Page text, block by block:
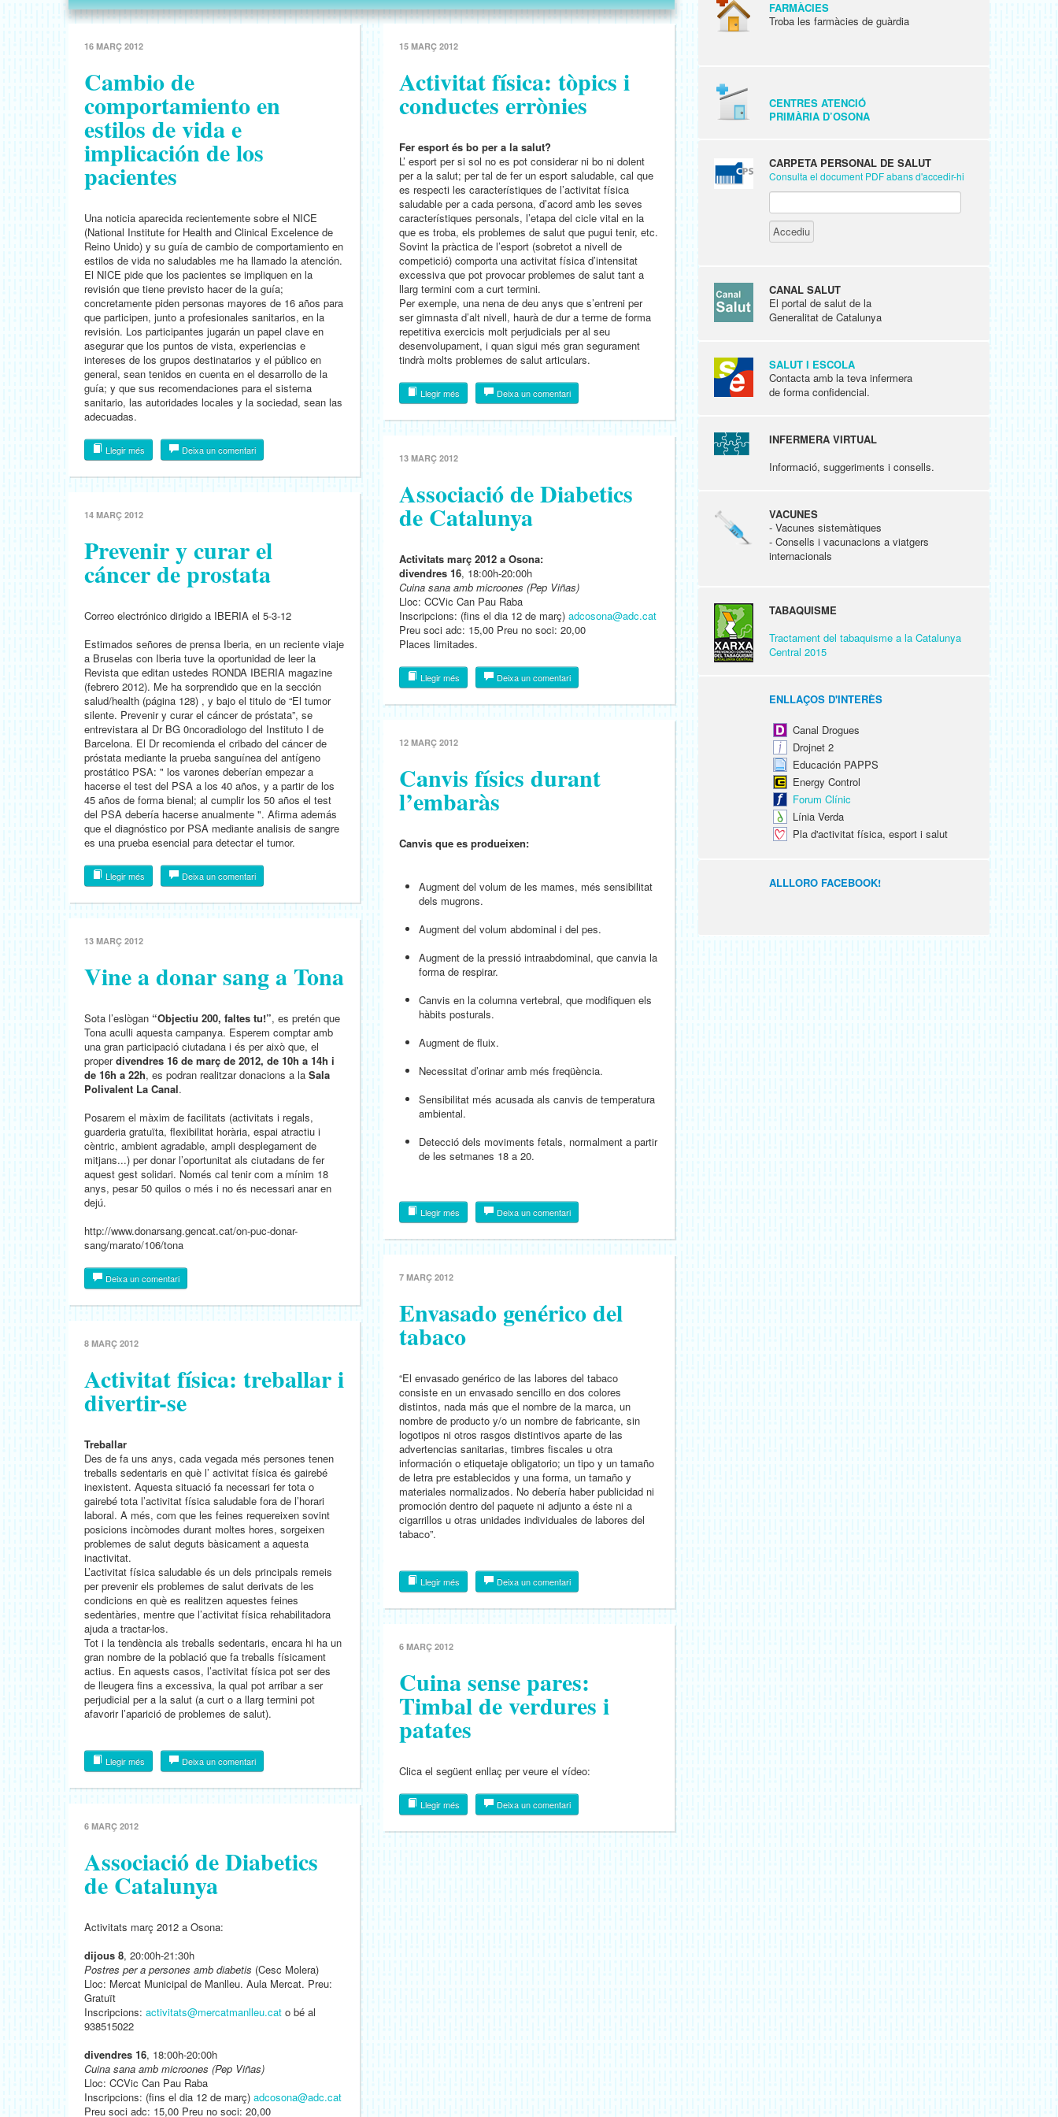
16 MARÇ 2012
Cambio de
comportamiento en
estilos de vida e
implicación de los
pacientes
Una noticia aparecida recientemente sobre el NICE
(National Institute for Health and Clinical Excelence de
Reino Unido) y su guía de cambio de comportamiento en
estilos de vida no saludables me ha llamado la atención.
El NICE pide que los pacientes se impliquen en la
revisión que tiene previsto hacer de la guía;
concretamente piden personas mayores de 16 años para
que participen, junto a profesionales sanitarios, en la
revisión. Los participantes jugarán un papel clave en
asegurar que los puntos de vista, experiencias e
intereses de los grupos destinatarios y el público en
general, sean tenidos en cuenta en el desarrollo de la
guía; y que sus recomendaciones para el sistema
sanitario, las autoridades locales y la sociedad, sean las
adecuadas.
Llegir més Deixa un comentari
14 MARÇ 2012
Prevenir y curar el
cáncer de prostata
Correo electrónico dirigido a IBERIA el 5-3-12
Estimados señores de prensa Iberia, en un reciente viaje
a Bruselas con Iberia tuve la oportunidad de leer la
Revista que editan ustedes RONDA IBERIA magazine
(febrero 2012). Me ha sorprendido que en la sección
salud/health (página 128) , y bajo el titulo de “El tumor
silente. Prevenir y curar el cáncer de próstata”, se
entrevistara al Dr BG 0ncoradiologo del Instituto I de
Barcelona. El Dr recomienda el cribado del cáncer de
próstata mediante la prueba sanguínea del antígeno
prostático PSA: " los varones deberían empezar a
hacerse el test del PSA a los 40 años, y a partir de los
45 años de forma bienal; al cumplir los 50 años el test
del PSA debería hacerse anualmente ". Afirma además
que el diagnóstico por PSA mediante analisis de sangre
es una prueba esencial para detectar el tumor.
Llegir més Deixa un comentari
13 MARÇ 2012
Vine a donar sang a Tona
Sota l’eslògan “Objectiu 200, faltes tu!”, es pretén que
Tona aculli aquesta campanya. Esperem comptar amb
una gran participació ciutadana i és per això que, el
properdivendres 16 de març de 2012, de 10h a 14h i
de 16h a 22h, es podran realitzar donacions a la Sala
Polivalent La Canal.
Posarem el màxim de facilitats (activitats i regals,
guarderia gratuïta, flexibilitat horària, espai atractiu i
cèntric, ambient agradable, ampli desplegament de
mitjans...) per donar l’oportunitat als ciutadans de fer
aquest gest solidari. Només cal tenir com a mínim 18
anys, pesar 50 quilos o més i no és necessari anar en
dejú.
http://www.donarsang.gencat.cat/on-puc-donar-
sang/marato/106/tona
Deixa un comentari
8 MARÇ 2012
Activitat física: treballar i
divertir-se
Treballar
Des de fa uns anys, cada vegada més persones tenen
treballs sedentaris en què l’ activitat física és gairebé
inexistent. Aquesta situació fa necessari fer tota o
gairebé tota l’activitat física saludable fora de l’horari
laboral. A més, com que les feines requereixen sovint
posicions incòmodes durant moltes hores, sorgeixen
problemes de salut deguts bàsicament a aquesta
inactivitat.
L’activitat física saludable és un dels principals remeis
per prevenir els problemes de salut derivats de les
condicions en què es realitzen aquestes feines
sedentàries, mentre que l’activitat física rehabilitadora
ajuda a tractar-los.
Tot i la tendència als treballs sedentaris, encara hi ha un
gran nombre de la població que fa treballs físicament
actius. En aquests casos, l’activitat física pot ser des
de lleugera fins a excessiva, la qual pot arribar a ser
perjudicial per a la salut (a curt o a llarg termini pot
afavorir l’aparició de problemes de salut).
Llegir més Deixa un comentari
6 MARÇ 2012
Associació de Diabetics
de Catalunya
Activitats març 2012 a Osona:
dijous 8, 20:00h-21:30h
Postres per a persones amb diabetis (Cesc Molera)
Lloc: Mercat Municipal de Manlleu. Aula Mercat. Preu:
Gratuït
Inscripcions: activitats@mercatmanlleu.cat o bé al
938515022
divendres 16, 18:00h-20:00h
Cuina sana amb microones (Pep Viñas)
Lloc: CCVic Can Pau Raba
Inscripcions: (fins el dia 12 de març) adcosona@adc.cat
Preu soci adc: 15,00 Preu no soci: 20,00
15 MARÇ 2012
Activitat física: tòpics i
conductes errònies
Fer esport és bo per a la salut?
L’ esport per si sol no es pot considerar ni bo ni dolent
per a la salut; per tal de fer un esport saludable, cal que
es respecti les característiques de l’activitat física
saludable per a cada persona, d’acord amb les seves
característiques personals, l’etapa del cicle vital en la
que es troba, els problemes de salut que pugui tenir, etc.
Sovint la pràctica de l’esport (sobretot a nivell de
competició) comporta una activitat física d’intensitat
excessiva que pot provocar problemes de salut tant a
llarg termini com a curt termini.
Per exemple, una nena de deu anys que s’entreni per
ser gimnasta d’alt nivell, haurà de dur a terme de forma
repetitiva exercicis molt perjudicials per al seu
desenvolupament, i quan sigui més gran segurament
tindrà molts problemes de salut articulars.
Llegir més Deixa un comentari
13 MARÇ 2012
Associació de Diabetics
de Catalunya
Activitats març 2012 a Osona:
divendres 16, 18:00h-20:00h
Cuina sana amb microones (Pep Viñas)
Lloc: CCVic Can Pau Raba
Inscripcions: (fins el dia 12 de març) adcosona@adc.cat
Preu soci adc: 15,00 Preu no soci: 20,00
Places limitades.
Llegir més Deixa un comentari
12 MARÇ 2012
Canvis físics durant
l’embaràs
Canvis que es produeixen:
Augment del volum de les mames, més sensibilitat
dels mugrons.
Augment del volum abdominal i del pes.
Augment de la pressió intraabdominal, que canvia la
forma de respirar.
Canvis en la columna vertebral, que modifiquen els
hàbits posturals.
Augment de fluix.
Necessitat d’orinar amb més freqüència.
Sensibilitat més acusada als canvis de temperatura
ambiental.
Detecció dels moviments fetals, normalment a partir
de les setmanes 18 a 20.
Llegir més Deixa un comentari
7 MARÇ 2012
Envasado genérico del
tabaco
“El envasado genérico de las labores del tabaco
consiste en un envasado sencillo en dos colores
distintos, nada más que el nombre de la marca, un
nombre de producto y/o un nombre de fabricante, sin
logotipos ni otros rasgos distintivos aparte de las
advertencias sanitarias, timbres fiscales u otra
información o etiquetaje obligatorio; un tipo y un tamaño
de letra pre establecidos y una forma, un tamaño y
materiales normalizados. No debería haber publicidad ni
promoción dentro del paquete ni adjunto a éste ni a
cigarrillos u otras unidades individuales de labores del
tabaco”.
Llegir més Deixa un comentari
6 MARÇ 2012
Cuina sense pares:
Timbal de verdures i
patates
Clica el següent enllaç per veure el vídeo:
Llegir més Deixa un comentari
FARMÀCIES
Troba les farmàcies de guàrdia
CENTRES ATENCIÓ
PRIMÀRIA D’OSONA
CARPETA PERSONAL DE SALUT
Consulta el document PDF abans d'accedir-hi
CANAL SALUT
El portal de salut de la
Generalitat de Catalunya
SALUT I ESCOLA
Contacta amb la teva infermera
de forma confidencial.
INFERMERA VIRTUAL
Informació, suggeriments i consells.
VACUNES
- Vacunes sistemàtiques
- Consells i vacunacions a viatgers
internacionals
TABAQUISME
Tractament del tabaquisme a la Catalunya
Central 2015
ENLLAÇOS D'INTERÈS
Canal Drogues
Drojnet 2
Educación PAPPS
Energy Control
Forum Clínic
Línia Verda
Pla d'activitat física, esport i salut
ALLLORO FACEBOOK!